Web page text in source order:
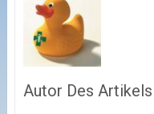
Autor Des Artikels